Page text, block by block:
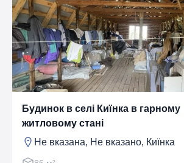
Будинок в селі Киїнка в гарному
житловому стані
Не вказана, Не вказано, Киїнка